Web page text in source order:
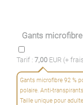
Gants
Tarif : 7,00 EUR (+
Gants microfibre 92 %
polaire. Anti-
Taille unique pour